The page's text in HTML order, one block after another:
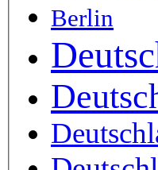
Berlin